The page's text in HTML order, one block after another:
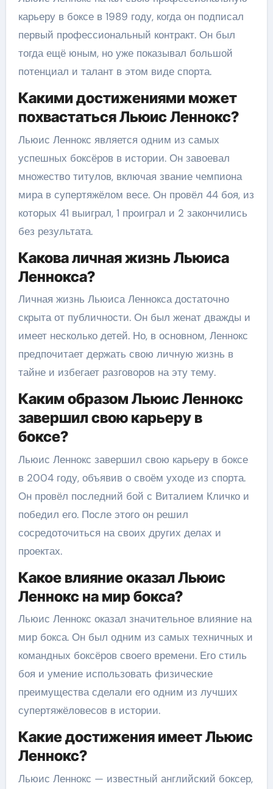
карьеру в боксе в 1989 году, когда он подписал
первый профессиональный контракт. Он был
тогда ещё юным, но уже показывал большой
потенциал и талант в этом виде спорта.
Какими достижениями может
похвастаться Льюис Леннокс?
Льюис Леннокс является одним из самых
успешных боксёров в истории. Он завоевал
множество титулов, включая звание чемпиона
мира в супертяжёлом весе. Он провёл 44 боя, из
которых 41 выиграл, 1 проиграл и 2 закончились
без результата.
Какова личная жизнь Льюиса
Леннокса?
Личная жизнь Льюиса Леннокса достаточно
скрыта от публичности. Он был женат дважды и
имеет несколько детей. Но, в основном, Леннокс
предпочитает держать свою личную жизнь в
тайне и избегает разговоров на эту тему.
Каким образом Льюис Леннокс
завершил свою карьеру в
боксе?
Льюис Леннокс завершил свою карьеру в боксе
в 2004 году, объявив о своём уходе из спорта.
Он провёл последний бой с Виталием Кличко и
победил его. После этого он решил
сосредоточиться на своих других делах и
проектах.
Какое влияние оказал Льюис
Леннокс на мир бокса?
Льюис Леннокс оказал значительное влияние на
мир бокса. Он был одним из самых техничных и
командных боксёров своего времени. Его стиль
боя и умение использовать физические
преимущества сделали его одним из лучших
супертяжёловесов в истории.
Какие достижения имеет Льюис
Леннокс?
Льюис Леннокс — известный английский боксер,